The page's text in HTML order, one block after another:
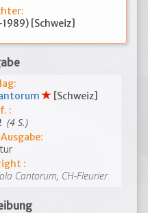
[Schweiz]
[Schweiz]
:
(4 S.)
:
Cantorum, CH-Fleurier